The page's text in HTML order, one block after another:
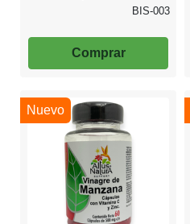
BIS-003
Comprar
Nuevo